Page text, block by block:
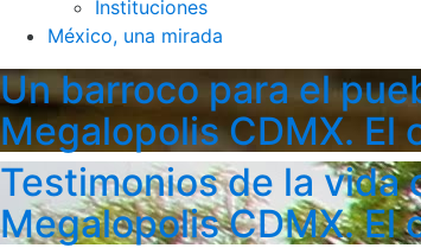
Instituciones
México, una mirada
Un barroco para el
Megalopolis CDMX. El
Testimonios de la vida
Megalopolis CDMX. El